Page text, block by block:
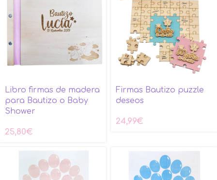
Libro firmas de madera
para Bautizo o Baby
Shower
25,80€
Firmas Bautizo puzzle
deseos
24,99€